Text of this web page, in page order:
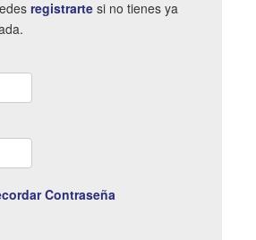
registrarte si no tienes ya
Contraseña